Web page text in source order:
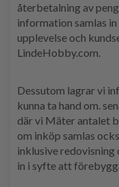
återbetalning av
information samlas
upplevelse och
LindeHobby.com.
Dessutom lagrar vi
kunna ta hand om.
där vi Mäter antalet
om inköp samlas
inklusive redovisning
in i syfte att